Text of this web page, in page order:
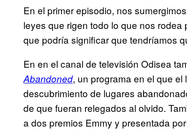
En el primer episodio, nos
leyes que rigen todo lo que nos
que podría significar que tendríamos
En en el canal de televisión Odisea
Abandoned, un programa en el que
descubrimiento de lugares
de que fueran relegados al olvido.
a dos premios Emmy y presentada